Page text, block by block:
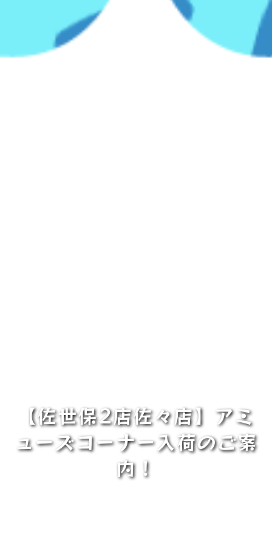
【佐世保2店佐々店】アミ
ューズコーナー入荷のご案
内！